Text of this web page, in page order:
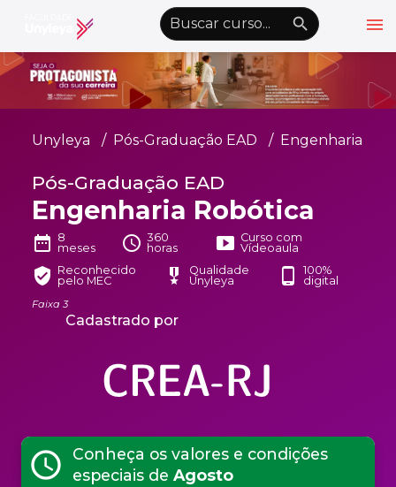
menu
emoji_objectsAlto Contraste nights_stay wb_sunny
Graduação EAD
Atualização Profissional
Conheça a Unyleya
Alianças Acadêmicas
Convênios
UnyVantagens
Área do Aluno school Quero ser Aluno
Unyleya Pós-Graduação EAD Engenharia
Pós-Graduação EAD
Engenharia Robótica
date_range 8
meses
schedule 360
horas
smart_display Curso com
Vídeoaula
verified_user Reconhecido
pelo MEC
military_tech
Qualidade
Unyleya
phone_android
100%
digital
Faixa 3
Cadastrado por
schedule
Conheça os valores e condições
especiais de Agosto